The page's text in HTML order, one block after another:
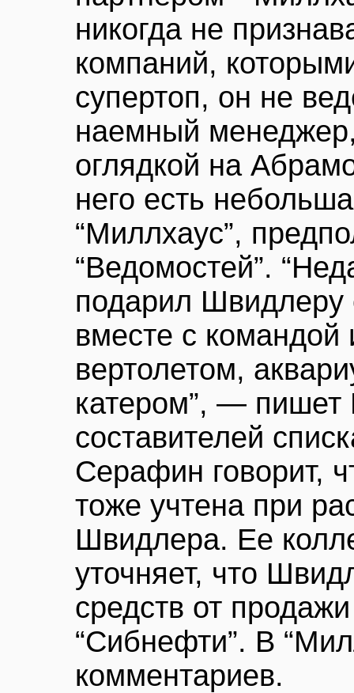
никогда не
компаний,
супертоп, он не
наемный менеджер,
оглядкой на
него есть
“Миллхаус”,
“Ведомостей”.
подарил Швидлеру
вместе с командой
вертолетом,
катером”, — пишет
составителей
Серафин говорит,
тоже учтена при
Швидлера. Ее
уточняет, что
средств от
“Сибнефти”. В
комментариев.